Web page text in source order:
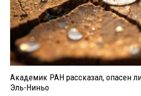
Академик РАН рассказал, опасен
Эль-Ниньо